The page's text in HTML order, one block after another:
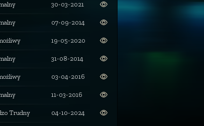
30-03-2021
07-09-2014
19-05-2020
31-08-2014
03-04-2016
11-03-2016
Trudny 04-10-2024